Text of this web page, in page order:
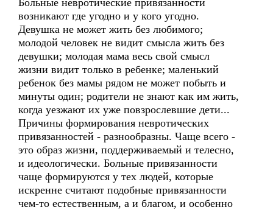
Больные невротические привязанности
возникают где угодно и у кого угодно.
Девушка не может жить без любимого;
молодой человек не видит смысла жить без
девушки; молодая мама весь свой смысл
жизни видит только в ребенке; маленький
ребенок без мамы рядом не может побыть и
минуты один; родители не знают как им жить,
когда уезжают их уже повзрослевшие дети...
Причины формирования невротических
привязанностей - разнообразны. Чаще всего -
это образ жизни, поддерживаемый и телесно,
и идеологически. Больные привязанности
чаще формируются у тех людей, которые
искренне считают подобные привязанности
чем-то естественным, а и благом, и особенно